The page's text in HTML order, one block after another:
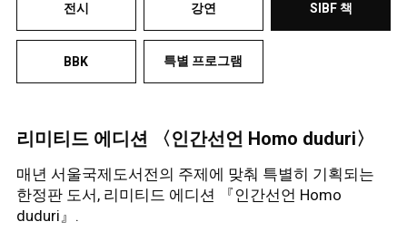
전시 강연 SIBF 책
BBK 특별 프로그램
리미티드 에디션 〈인간선언 Homo duduri〉
매년 서울국제도서전의 주제에 맞춰 특별히 기획되는
한정판 도서, 리미티드 에디션 『인간선언 Homo
duduri』.